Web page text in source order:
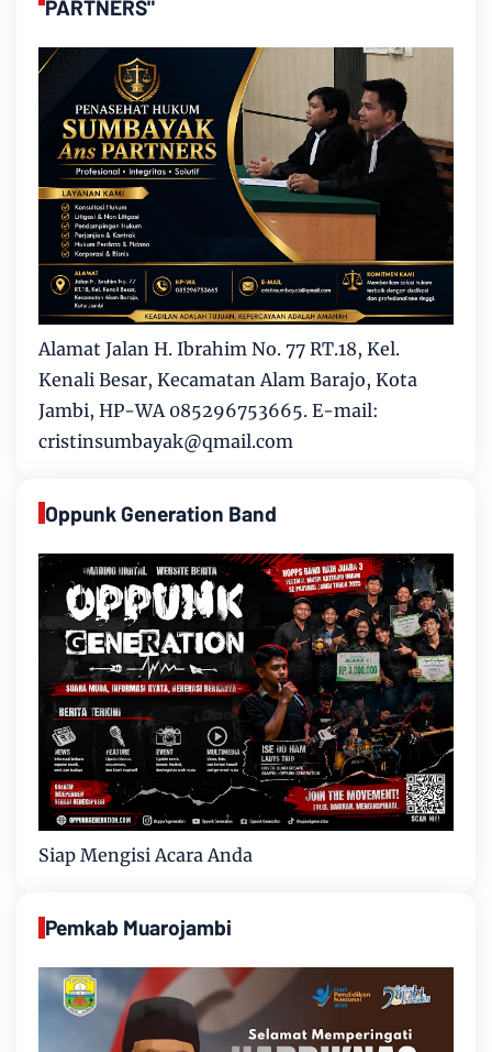
PARTNERS"
Alamat Jalan H. Ibrahim No. 77 RT.18, Kel.
Kenali Besar, Kecamatan Alam Barajo, Kota
Jambi, HP-WA 085296753665. E-mail:
cristinsumbayak@qmail.com
Oppunk Generation Band
Siap Mengisi Acara Anda
Pemkab Muarojambi